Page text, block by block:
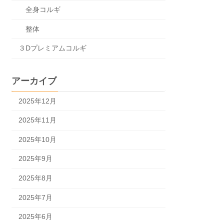
全身コルギ
整体
３Dプレミアムコルギ
アーカイブ
2025年12月
2025年11月
2025年10月
2025年9月
2025年8月
2025年7月
2025年6月